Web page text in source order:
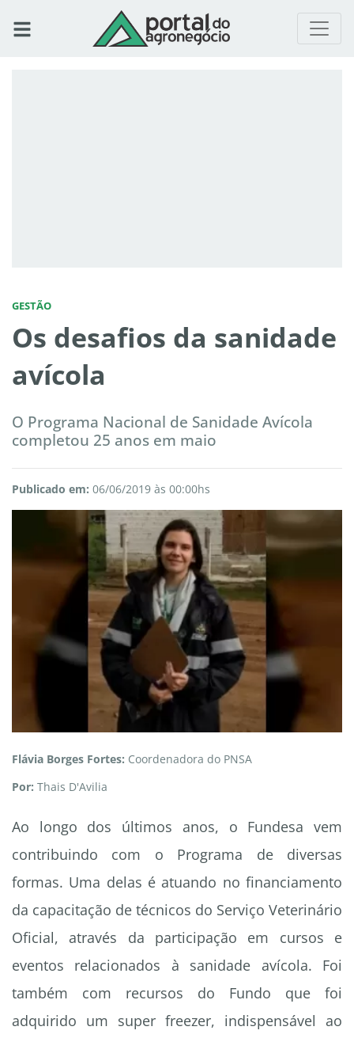
GESTÃO
Os desafios da sanidade
avícola
O Programa Nacional de Sanidade Avícola
completou 25 anos em maio
Publicado em: 06/06/2019 às 00:00hs
Flávia Borges Fortes: Coordenadora do PNSA
Por: Thais D'Avilia
Ao longo dos últimos anos, o Fundesa vem
contribuindo com o Programa de diversas
formas. Uma delas é atuando no financiamento
da capacitação de técnicos do Serviço Veterinário
Oficial, através da participação em cursos e
eventos relacionados à sanidade avícola. Foi
também com recursos do Fundo que foi
adquirido um super freezer, indispensável ao